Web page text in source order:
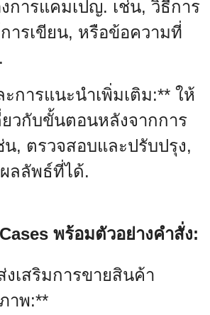
ารแคมเปญ. เช่น, วิธีการ
ารเขียน, หรือข้อความที่
การแนะนำเพิ่มเติม:** ให้
ยวกับขั้นตอนหลังจากการ
น, ตรวจสอบและปรับปรุง,
ลลัพธ์ที่ได้.
พร้อมตัวอย่างคำสั่ง:
เสริมการขายสินค้า
าพ:**